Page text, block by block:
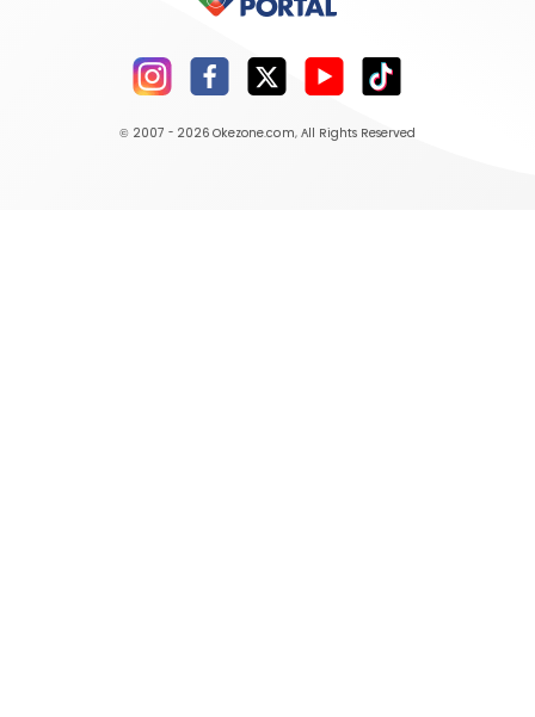
© 2007 - 2026 Okezone.com, All Rights Reserved